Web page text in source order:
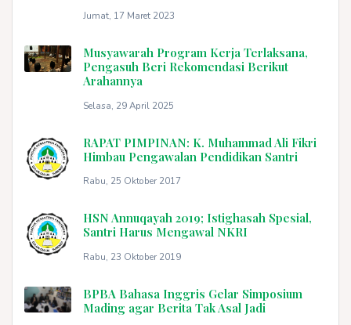
Jumat, 17 Maret 2023
Musyawarah Program Kerja Terlaksana,
Pengasuh Beri Rekomendasi Berikut
Arahannya
Selasa, 29 April 2025
RAPAT PIMPINAN: K. Muhammad Ali Fikri
Himbau Pengawalan Pendidikan Santri
Rabu, 25 Oktober 2017
HSN Annuqayah 2019; Istighasah Spesial,
Santri Harus Mengawal NKRI
Rabu, 23 Oktober 2019
BPBA Bahasa Inggris Gelar Simposium
Mading agar Berita Tak Asal Jadi